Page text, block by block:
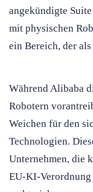
angekündigte
mit physischen
ein Bereich, der
Während Alibaba
Robotern
Weichen für den
Technologien.
Unternehmen, die
EU-KI-